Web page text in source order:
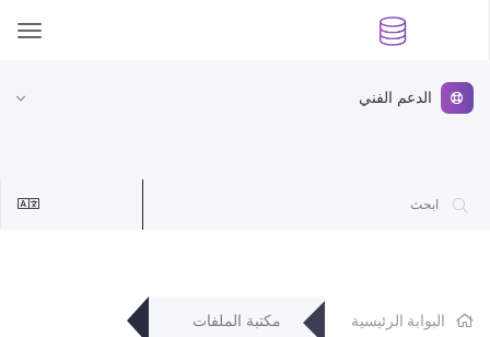
الدعم الفني
البوابة الرئيسية مكتبة الملفات